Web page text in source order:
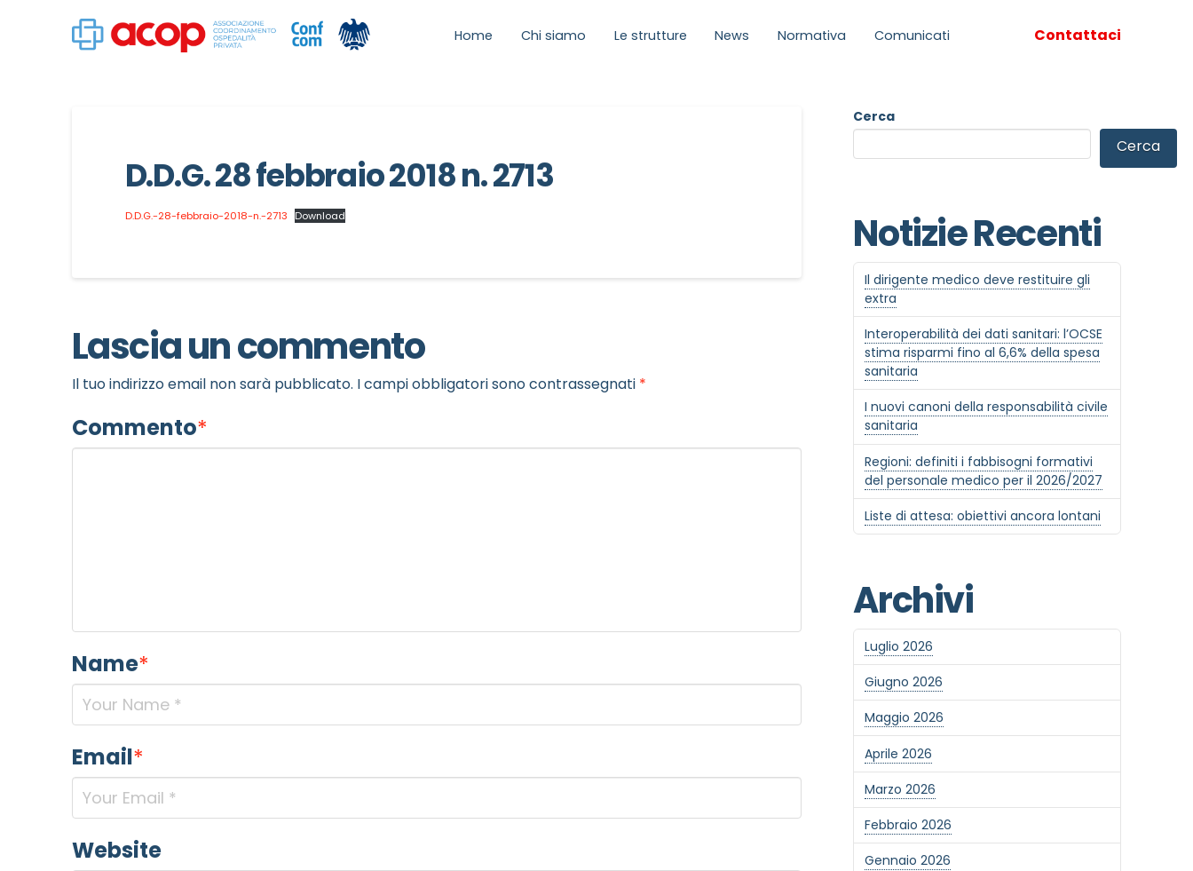
Home Chi siamo Le strutture News Normativa Comunicati Contattaci
D.D.G. 28 febbraio 2018 n. 2713
D.D.G.-28-febbraio-2018-n.-2713 Download
Lascia un commento
Il tuo indirizzo email non sarà pubblicato. I campi obbligatori sono contrassegnati *
Commento*
Name*
Email*
Website
Cerca
Cerca
Notizie Recenti
Il dirigente medico deve restituire gli
extra
Interoperabilità dei dati sanitari: l’OCSE
stima risparmi fino al 6,6% della spesa
sanitaria
I nuovi canoni della responsabilità civile
sanitaria
Regioni: definiti i fabbisogni formativi
del personale medico per il 2026/2027
Liste di attesa: obiettivi ancora lontani
Archivi
Luglio 2026
Giugno 2026
Maggio 2026
Aprile 2026
Marzo 2026
Febbraio 2026
Gennaio 2026